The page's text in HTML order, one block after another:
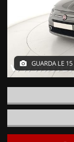
CONTATTI
GUARDA LE